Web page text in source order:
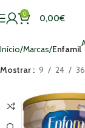
0 0,00€
Início Marcas Enfamil
Mostrar 9 24 36